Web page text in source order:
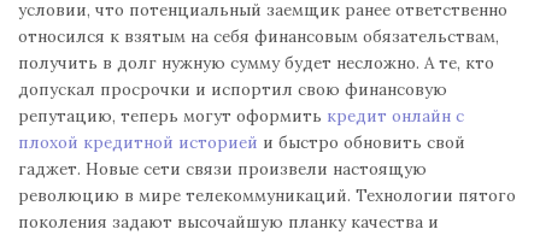
условии, что потенциальный заемщик ранее ответственно
относился к взятым на себя финансовым обязательствам,
получить в долг нужную сумму будет несложно. А те, кто
допускал просрочки и испортил свою финансовую
репутацию, теперь могут оформить кредит онлайн с
плохой кредитной историей и быстро обновить свой
гаджет. Новые сети связи произвели настоящую
революцию в мире телекоммуникаций. Технологии пятого
поколения задают высочайшую планку качества и